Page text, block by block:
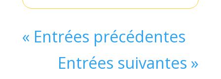
« Entrées précédentes
Entrées suivantes »